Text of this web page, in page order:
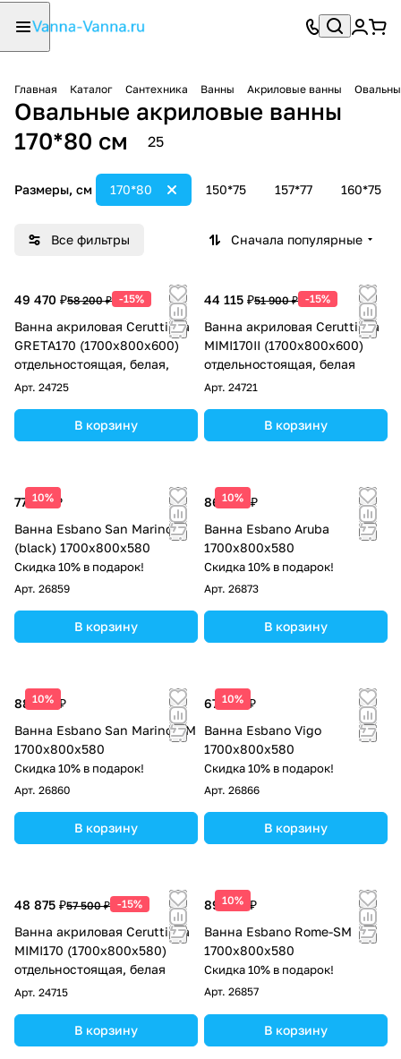
Главная Каталог Сантехника Ванны Акриловые ванны
Овальные акриловые ванны
170*80 см
25
Размеры, см 150*75 157*77 160*75
170*80
Все фильтры Сначала популярные
49 470 ₽58 200 ₽ -15%
Ванна акриловая Ceruttispa
GRETA170 (1700x800x600)
отдельностоящая, белая,
Арт. 24725
В корзину
44 115 ₽51 900 ₽ -15%
Ванна акриловая Ceruttispa
MIMI170II (1700x800x600)
отдельностоящая, белая
Арт. 24721
В корзину
10%
77 138 ₽
Ванна Esbano San Marino
(black) 1700x800x580
Скидка 10% в подарок!
Арт. 26859
В корзину
10%
86 063 ₽
Ванна Esbano Aruba
1700x800x580
Скидка 10% в подарок!
Арт. 26873
В корзину
10%
88 613 ₽
Ванна Esbano San Marino-SM
1700x800x580
Скидка 10% в подарок!
Арт. 26860
В корзину
10%
67 500 ₽
Ванна Esbano Vigo
1700x800x580
Скидка 10% в подарок!
Арт. 26866
В корзину
48 875 ₽57 500 ₽ -15%
Ванна акриловая Ceruttispa
MIMI170 (1700x800x580)
отдельностоящая, белая
Арт. 24715
В корзину
10%
89 250 ₽
Ванна Esbano Rome-SM
1700x800x580
Скидка 10% в подарок!
Арт. 26857
В корзину